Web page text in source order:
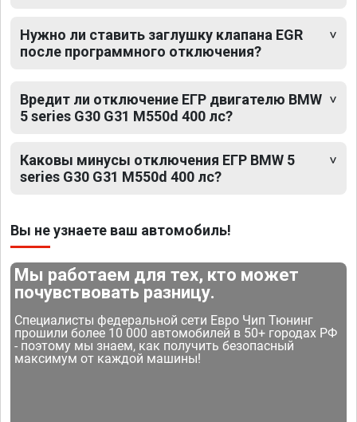
Нужно ли ставить заглушку клапана EGR
после программного отключения?
Вредит ли отключение ЕГР двигателю BMW
5 series G30 G31 M550d 400 лс?
Каковы минусы отключения ЕГР BMW 5
series G30 G31 M550d 400 лс?
Вы не узнаете ваш автомобиль!
Мы работаем для тех, кто может
почувствовать разницу.
Специалисты федеральной сети Евро Чип Тюнинг
прошили более 10 000 автомобилей в 50+ городах РФ
- поэтому мы знаем, как получить безопасный
максимум от каждой машины!